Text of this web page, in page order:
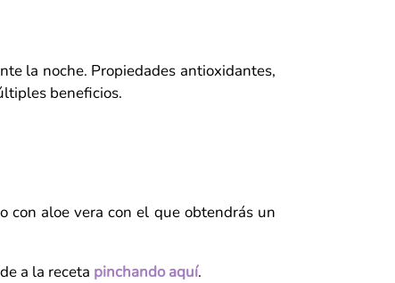
la noche. Propiedades antioxidantes,
beneficios.
con aloe vera con el que obtendrás un
a la receta pinchando aquí.